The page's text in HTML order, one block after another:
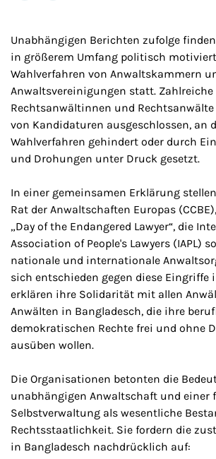
Unabhängigen Berichten zufolge
in größerem Umfang politisch
Wahlverfahren von Anwaltskammern
Anwaltsvereinigungen statt. Zahlreiche
Rechtsanwältinnen und
von Kandidaturen ausgeschlossen, an
Wahlverfahren gehindert oder durch
und Drohungen unter Druck gesetzt.
In einer gemeinsamen Erklärung stellen
Rat der Anwaltschaften Europas
„Day of the Endangered Lawyer“, die
Association of People's Lawyers (IAPL)
nationale und internationale
sich entschieden gegen diese Eingriffe
erklären ihre Solidarität mit allen
Anwälten in Bangladesch, die ihre
demokratischen Rechte frei und ohne
ausüben wollen.
Die Organisationen betonten die
unabhängigen Anwaltschaft und einer
Selbstverwaltung als wesentliche
Rechtsstaatlichkeit. Sie fordern die
in Bangladesch nachdrücklich auf: